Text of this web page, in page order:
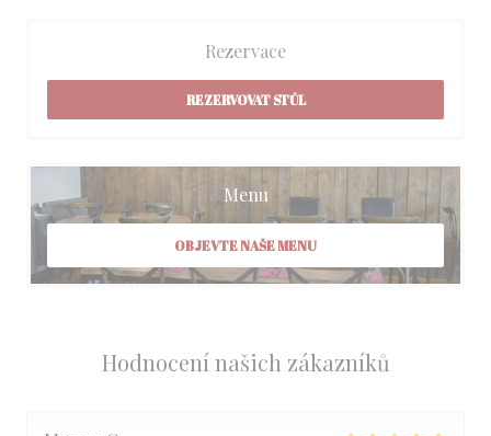
Hodnocení našich zákazníků
Rezervace
REZERVOVAT STŮL
Menu
OBJEVTE NAŠE MENU